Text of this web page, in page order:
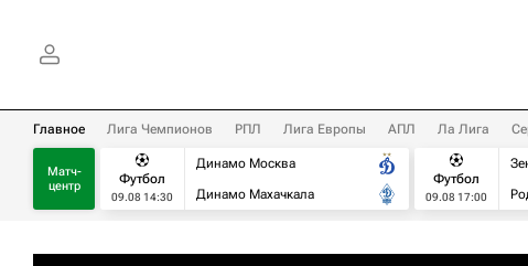
Главное Лига Чемпионов РПЛ Лига Европы АПЛ Ла Лига
Матч-
центр
Футбол
09.08 14:30
Динамо Москва
Динамо Махачкала
Футбол
09.08 17:00